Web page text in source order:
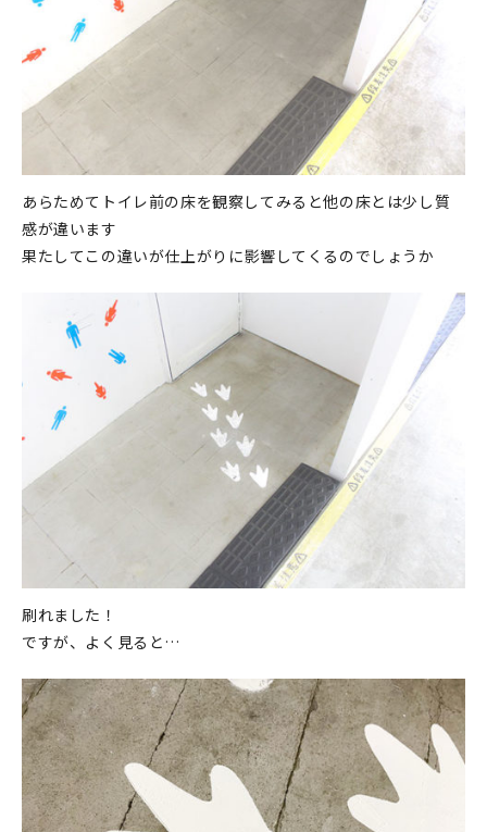
あらためてトイレ前の床を観察してみると他の床とは少し質
感が違います
果たしてこの違いが仕上がりに影響してくるのでしょうか
刷れました！
ですが、よく見ると…